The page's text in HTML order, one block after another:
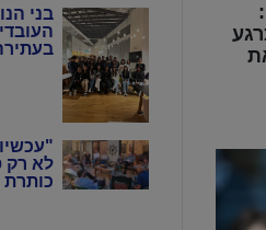
האלה
מחדש
בני
לא רק
כותרת
מומחית רכב בריאיון ל-NTD: